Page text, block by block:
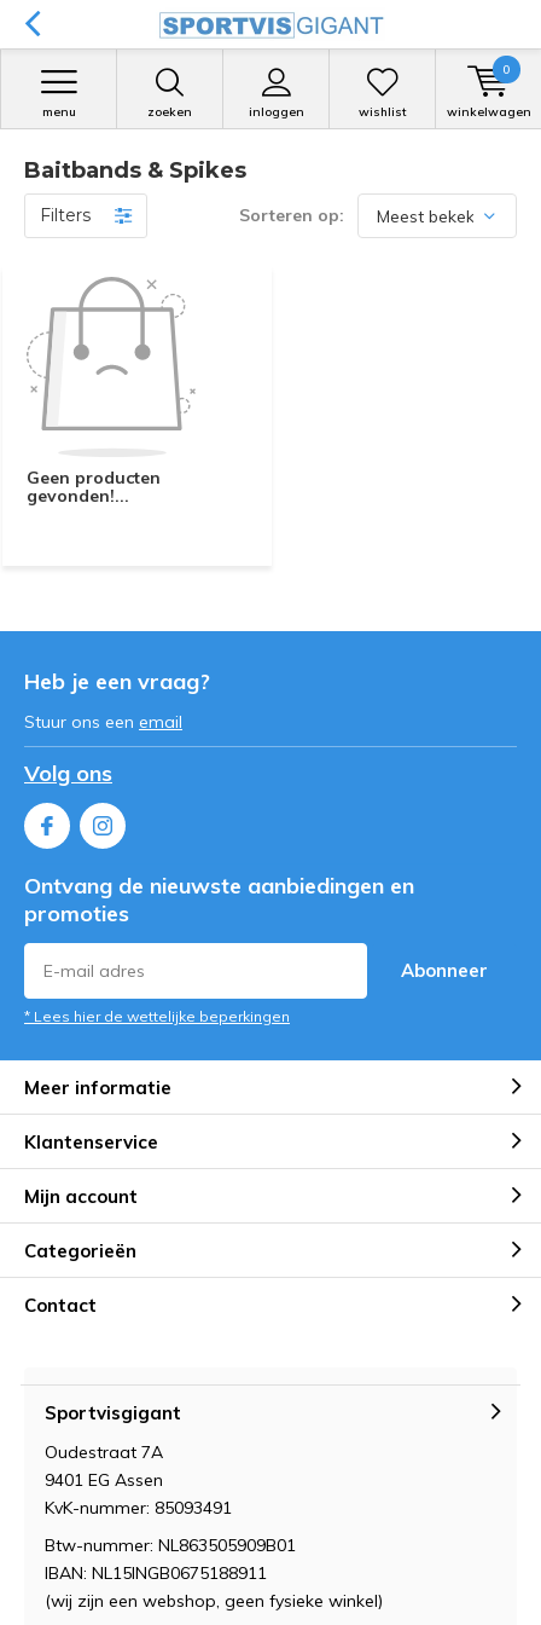
zoeken inloggen
menu wishlist winkelwagen
0
Baitbands & Spikes
Filters Sorteren op:
Geen producten
gevonden!...
Heb je een vraag?
Stuur ons een email
Volg ons
Ontvang de nieuwste aanbiedingen en
promoties
Abonneer
* Lees hier de wettelijke beperkingen
Meer informatie
Klantenservice
Mijn account
Categorieën
Contact
Sportvisgigant
Oudestraat 7A
9401 EG Assen
KvK-nummer: 85093491
Btw-nummer: NL863505909B01
IBAN: NL15INGB0675188911
(wij zijn een webshop, geen fysieke winkel)